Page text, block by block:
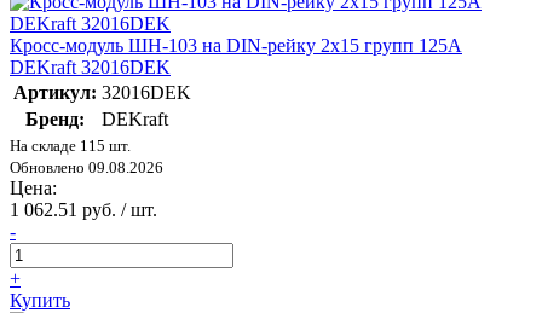
Кросс-модуль ШН-103 на DIN-рейку 2х15 групп 125А
DEKraft 32016DEK
Артикул: 32016DEK
Бренд:
DEKraft
На складе 115 шт.
Обновлено 09.08.2026
Цена:
1 062.51 руб. / шт.
-
+
Купить